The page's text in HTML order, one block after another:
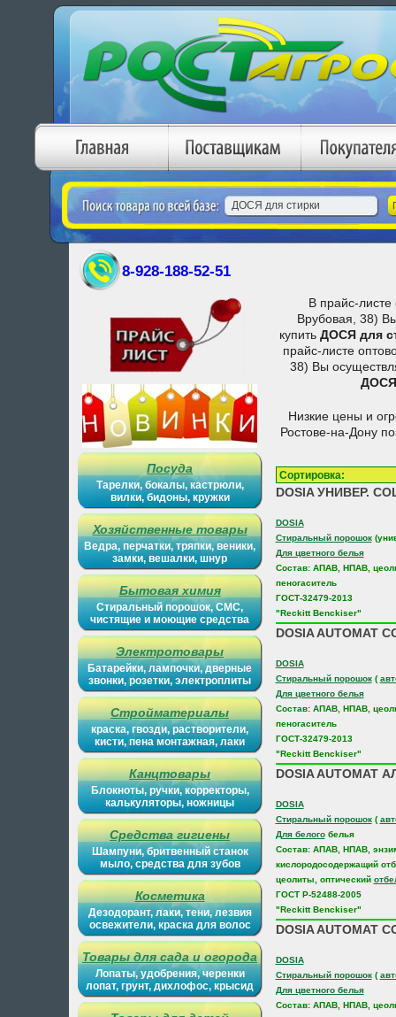
8-928-188-52-51
Посуда
Тарелки, бокалы, кастрюли,
вилки, бидоны, кружки
Хозяйственные товары
Ведра, перчатки, тряпки, веники,
замки, вешалки, шнур
Бытовая химия
Стиральный порошок, СМС,
чистящие и моющие средства
Электротовары
Батарейки, лампочки, дверные
звонки, розетки, электроплиты
Стройматериалы
краска, гвозди, растворители,
кисти, пена монтажная, лаки
Канцтовары
Блокноты, ручки, корректоры,
калькуляторы, ножницы
Средства гигиены
Шампуни, бритвенный станок
мыло, средства для зубов
Косметика
Дезодорант, лаки, тени, лезвия
освежители, краска для волос
Товары для сада и огорода
Лопаты, удобрения, черенки
лопат, грунт, дихлофос, крысид
В прайс-листе
Врубовая, 38)
купить ДОСЯ для
прайс-листе
38) Вы
ДОСЯ
Низкие цены и
Ростове-на-Дону
DOSIA УНИВЕР.
DOSIA
Стиральный порошок
Для цветного белья
Состав: АПАВ, НПАВ,
пеногаситель
ГОСТ-32479-2013
"Reckitt Benckiser"
DOSIA AUTOMAT
DOSIA
Стиральный порошок(
Для цветного белья
Состав: АПАВ, НПАВ,
пеногаситель
ГОСТ-32479-2013
"Reckitt Benckiser"
DOSIA AUTOMAT
DOSIA
Стиральный порошок(
Для белогобелья
Состав: АПАВ, НПАВ,
кислородосодержащий
цеолиты, оптический
ГОСТ Р-52488-2005
"Reckitt Benckiser"
DOSIA AUTOMAT
DOSIA
Стиральный порошок(
Для цветного белья
Состав: АПАВ, НПАВ,